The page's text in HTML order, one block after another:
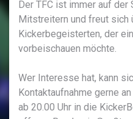
Der TFC ist immer auf der
Mitstreitern und freut sich
Kickerbegeisterten, der
vorbeischauen möchte.
Wer Interesse hat, kann
Kontaktaufnahme gerne
ab 20.00 Uhr in die